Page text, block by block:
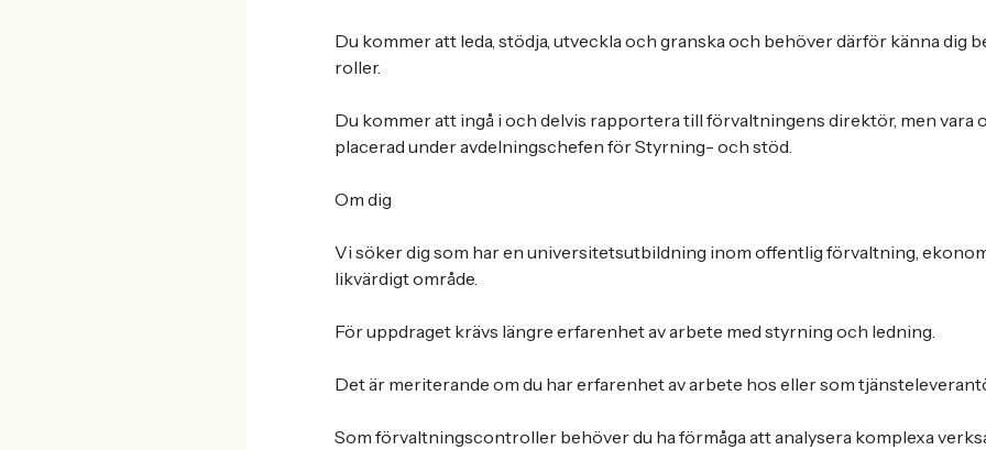
Du kommer att leda, stödja, utveckla och granska och behöver därför känna dig
roller.
Du kommer att ingå i och delvis rapportera till förvaltningens direktör, men vara
placerad under avdelningschefen för Styrning- och stöd.
Om dig
Vi söker dig som har en universitetsutbildning inom offentlig förvaltning,
likvärdigt område.
För uppdraget krävs längre erfarenhet av arbete med styrning och ledning.
Det är meriterande om du har erfarenhet av arbete hos eller som
Som förvaltningscontroller behöver du ha förmåga att analysera komplexa